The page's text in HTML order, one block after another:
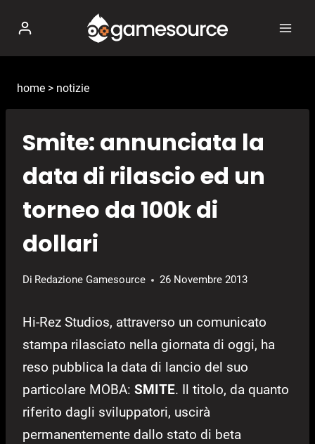
contenuto
home > notizie
Smite: annunciata la
data di rilascio ed un
torneo da 100k di
dollari
Di Redazione Gamesource 26 Novembre 2013
Hi-Rez Studios, attraverso un comunicato
stampa rilasciato nella giornata di oggi, ha
reso pubblica la data di lancio del suo
particolare MOBA: SMITE. Il titolo, da quanto
riferito dagli sviluppatori, uscirà
permanentemente dallo stato di beta